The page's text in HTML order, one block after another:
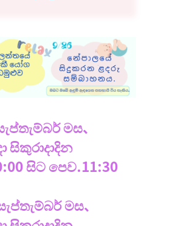
මස、
සිකුරාදාදින
සිට පෙව.11:30
මස、